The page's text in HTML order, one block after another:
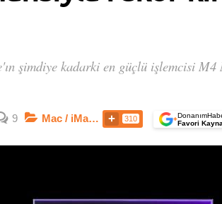
şimdiye kadarki en güçlü işlemcisi
9 Mac / iMac / Macbook / Mac Mini 310 +
Favori